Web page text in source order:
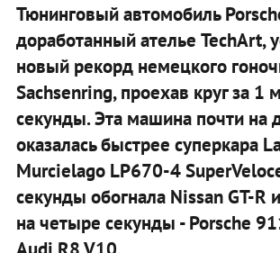
Тюнинговый автомобиль
доработанный ателье TechArt,
новый рекорд немецкого
Sachsenring, проехав круг за 1
секунды. Эта машина почти на
оказалась быстрее суперкара
Murcielago LP670-4
секунды обогнала Nissan GT-R
на четыре секунды - Porsche